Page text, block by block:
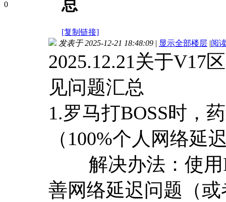
0 总
[复制链接]
发表于 2025-12-21 18:48:09 | 显示全部楼层 |阅
2025.12.21关于V17
见问题汇总
1.罗马打BOSS时，
（100%个人网络延
解决办法：使用
善网络延迟问题（